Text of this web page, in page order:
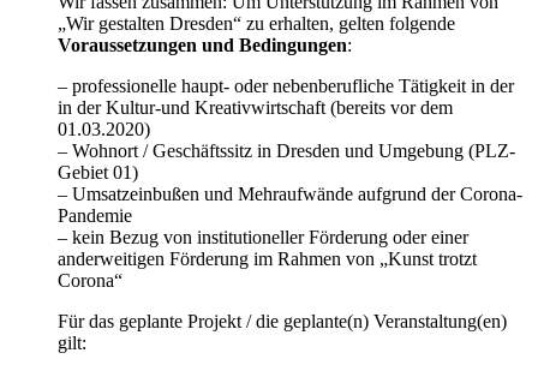
„Wir gestalten Dresden“ zu erhalten, gelten folgende
Voraussetzungen und Bedingungen:
– professionelle haupt- oder nebenberufliche Tätigkeit in der
in der Kultur-und Kreativwirtschaft (bereits vor dem
01.03.2020)
– Wohnort / Geschäftssitz in Dresden und Umgebung (PLZ-
Gebiet 01)
– Umsatzeinbußen und Mehraufwände aufgrund der Corona-
Pandemie
– kein Bezug von institutioneller Förderung oder einer
anderweitigen Förderung im Rahmen von „Kunst trotzt
Corona“
Für das geplante Projekt / die geplante(n) Veranstaltung(en)
gilt: